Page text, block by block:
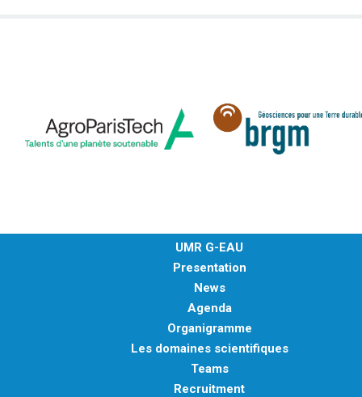
UMR G-EAU
Presentation
News
Agenda
Organigramme
Les domaines scientifiques
Teams
Recruitment